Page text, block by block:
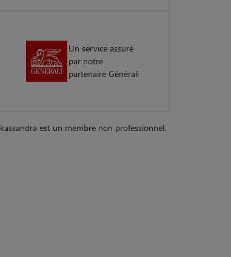
Un service assuré
par notre
partenaire Générali
kassandra est un membre non professionnel.